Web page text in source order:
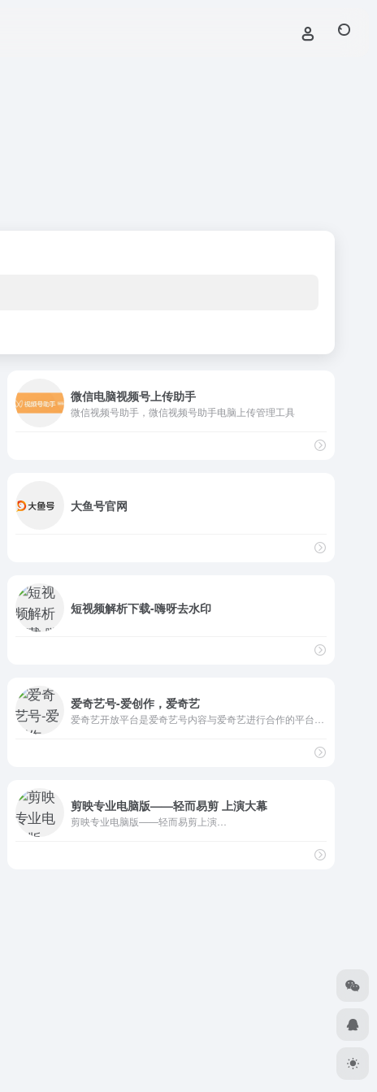
微信电脑视频号上传助手
微信视频号助手，微信视频号助手电脑上传管理工具
大鱼号官网
短视频解析下载-嗨呀去水印
爱奇艺号-爱创作，爱奇艺
剪映专业电脑版——轻而易剪 上演大幕
剪映专业电脑版——轻而易剪上演…